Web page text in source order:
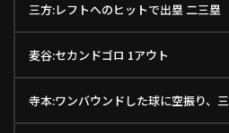
三方:レフトへのヒットで出塁 二三塁
麦谷:セカンドゴロ 1アウト
寺本:ワンバウンドした球に空振り、